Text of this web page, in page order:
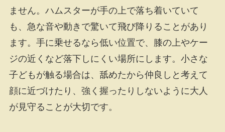
ません。ハムスターが手の上で落ち着いていて
も、急な音や動きで驚いて飛び降りることがあり
ます。手に乗せるなら低い位置で、膝の上やケー
ジの近くなど落下しにくい場所にします。小さな
子どもが触る場合は、舐めたから仲良しと考えて
顔に近づけたり、強く握ったりしないように大人
が見守ることが大切です。